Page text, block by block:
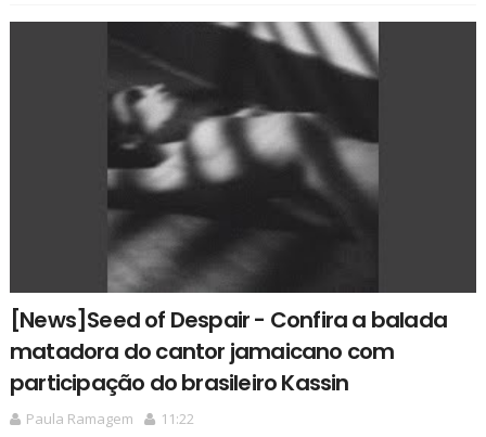
[News]Seed of Despair - Confira a balada
matadora do cantor jamaicano com
participação do brasileiro Kassin
Paula Ramagem
11:22